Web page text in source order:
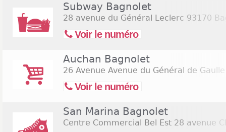
Subway Bagnolet
28 avenue du Général Leclerc 93170
Voir le numéro
Auchan Bagnolet
26 Avenue Avenue du Général de Gaulle
Voir le numéro
San Marina Bagnolet
Centre Commercial Bel Est 28 avenue